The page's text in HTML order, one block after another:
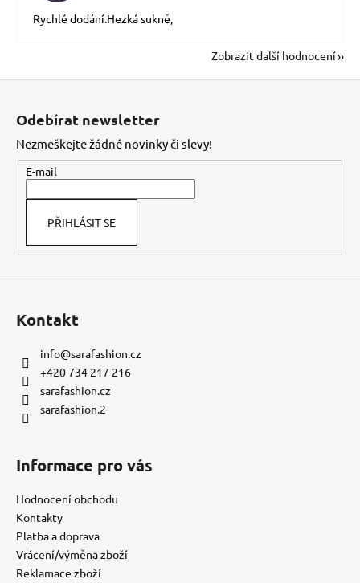
Rychlé dodání.Hezká sukně,
Zobrazit další hodnocení
Odebírat newsletter
Nezmeškejte žádné novinky či slevy!
E-mail
PŘIHLÁSIT SE
Kontakt
info@sarafashion.cz
+420 734 217 216
sarafashion.cz
sarafashion.2
Informace pro vás
Hodnocení obchodu
Kontakty
Platba a doprava
Vrácení/výměna zboží
Reklamace zboží